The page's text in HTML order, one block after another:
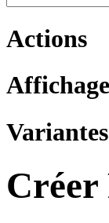
Actions
Variantes
Créer